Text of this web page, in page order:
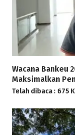
Wacana Bankeu
Maksimalkan
Telah dibaca : 675